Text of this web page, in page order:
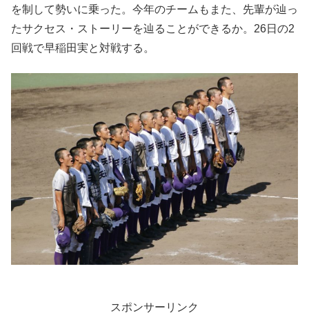
を制して勢いに乗った。今年のチームもまた、先輩が辿っ
たサクセス・ストーリーを辿ることができるか。26日の2
回戦で早稲田実と対戦する。
スポンサーリンク